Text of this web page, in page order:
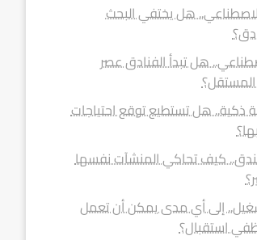
الاصطناعي.. هل يختفي البحث
هل تبدأ الفنادق عصر
ذكية.. هل تستطيع توقع احتياجات
كيف تحاكي المنشآت نفسها
إلى أي مدى يمكن أن تعمل
استقبال؟